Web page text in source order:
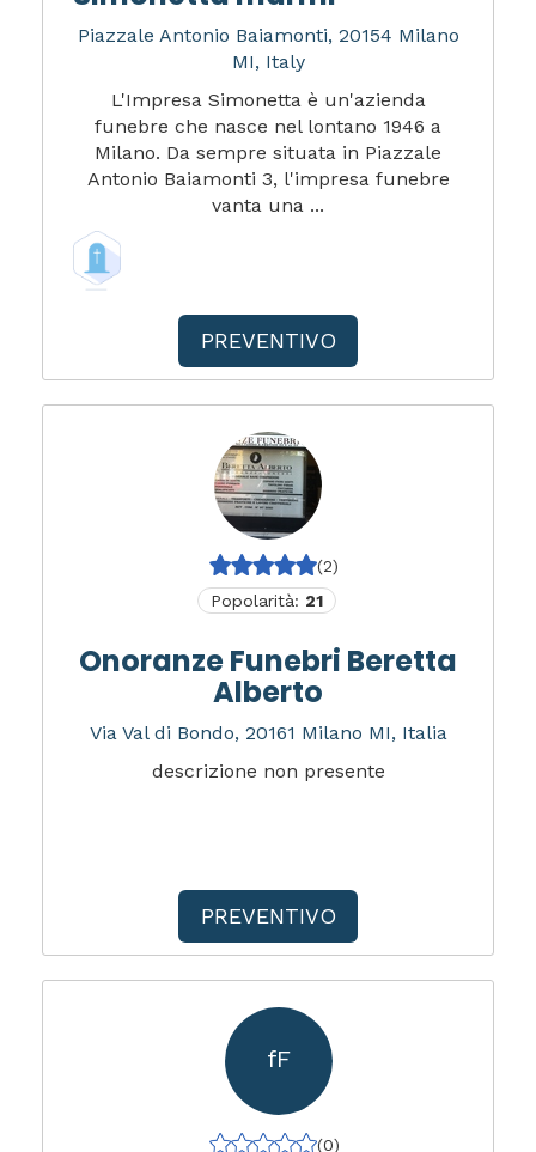
Piazzale Antonio Baiamonti, 20154 Milano
MI, Italy
L'Impresa Simonetta è un'azienda
funebre che nasce nel lontano 1946 a
Milano. Da sempre situata in Piazzale
Antonio Baiamonti 3, l'impresa funebre
vanta una ...
PREVENTIVO
(2)
Popolarità: 21
Onoranze Funebri Beretta
Alberto
Via Val di Bondo, 20161 Milano MI, Italia
descrizione non presente
PREVENTIVO
fF
(0)